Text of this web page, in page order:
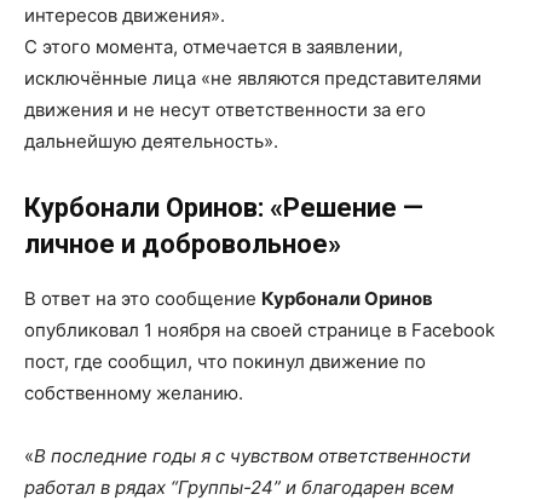
интересов движения».
С этого момента, отмечается в заявлении,
исключённые лица «не являются представителями
движения и не несут ответственности за его
дальнейшую деятельность».
Курбонали Оринов: «Решение —
личное и добровольное»
В ответ на это сообщение Курбонали Оринов
опубликовал 1 ноября на своей странице в Facebook
пост, где сообщил, что покинул движение по
собственному желанию.
«В последние годы я с чувством ответственности
работал в рядах “Группы-24” и благодарен всем